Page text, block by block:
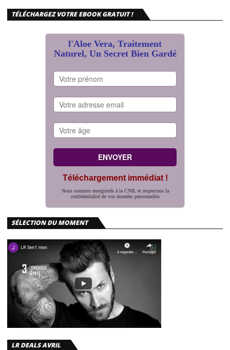
TÉLÉCHARGEZ VOTRE EBOOK GRATUIT !
l'Aloe Vera, Traitement
Naturel, Un Secret Bien Gardé
Téléchargement immédiat !
Nous sommes enregistrés à la CNIL et respectons la
confidentialité de vos données personnelles
SÉLECTION DU MOMENT
LR DEALS AVRIL